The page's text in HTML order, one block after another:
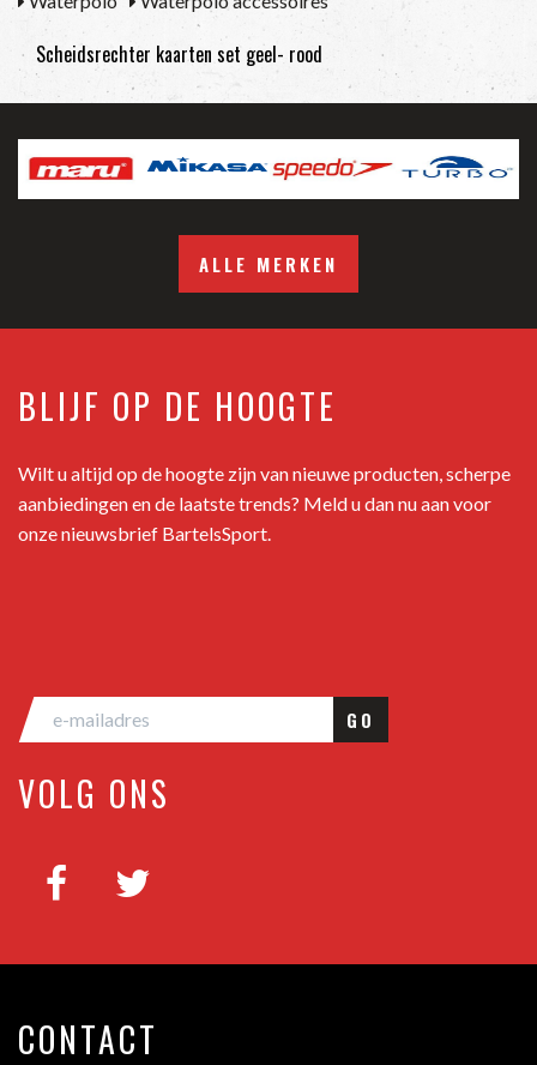
Scheidsrechter kaarten set geel- rood
ALLE MERKEN
BLIJF OP DE HOOGTE
Wilt u altijd op de hoogte zijn van nieuwe producten, scherpe
aanbiedingen en de laatste trends? Meld u dan nu aan voor
onze nieuwsbrief BartelsSport.
GO
VOLG ONS
CONTACT